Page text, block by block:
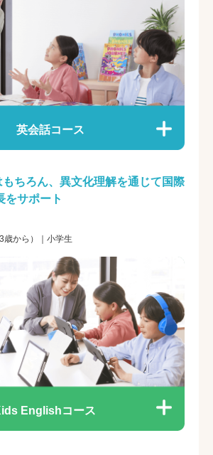
英会話コース
ちろん、異文化理解を通じて国際
をサポート
歳から）｜小学生
Englishコース